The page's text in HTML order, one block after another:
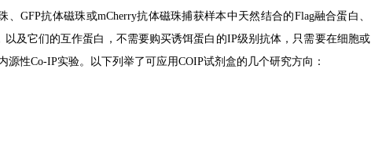
、GFP抗体磁珠或mCherry抗体磁珠捕获样本中天然结合的Flag融合蛋白、
及它们的互作蛋白，不需要购买诱饵蛋白的IP级别抗体，只需要在细胞或
性Co-IP实验。以下列举了可应用COIP试剂盒的几个研究方向：